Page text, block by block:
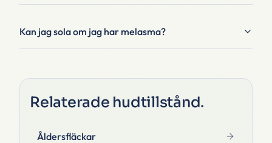
Kan jag sola om jag har melasma?
Relaterade hudtillstånd.
Åldersfläckar